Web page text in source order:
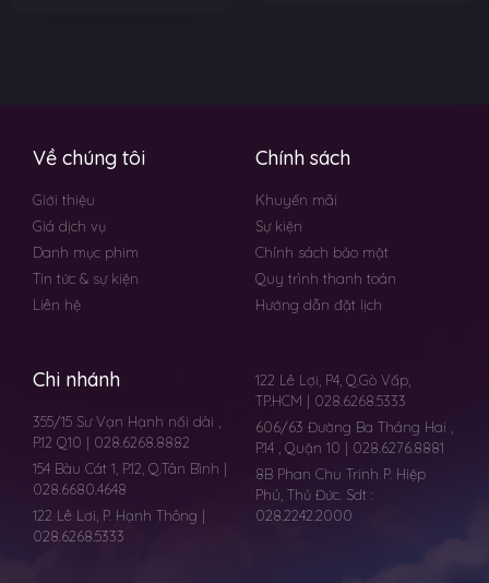
Về chúng tôi
Giới thiệu
Giá dịch vụ
Danh mục phim
Tin tức & sự kiện
Liên hệ
Chính sách
Khuyến mãi
Sự kiện
Chính sách bảo mật
Quy trình thanh toán
Hướng dẫn đặt lịch
Chi nhánh
355/15 Sư Vạn Hạnh nối dài ,
P.12 Q10 | 028.6268.8882
154 Bàu Cát 1, P.12, Q.Tân Bình |
028.6680.4648
122 Lê Lơi, P. Hạnh Thông |
028.6268.5333
122 Lê Lợi, P4, Q.Gò Vấp,
TP.HCM | 028.6268.5333
606/63 Đường Ba Tháng Hai ,
P.14 , Quận 10 | 028.6276.8881
8B Phan Chu Trinh P. Hiệp
Phú, Thủ Đức. Sdt :
028.2242.2000